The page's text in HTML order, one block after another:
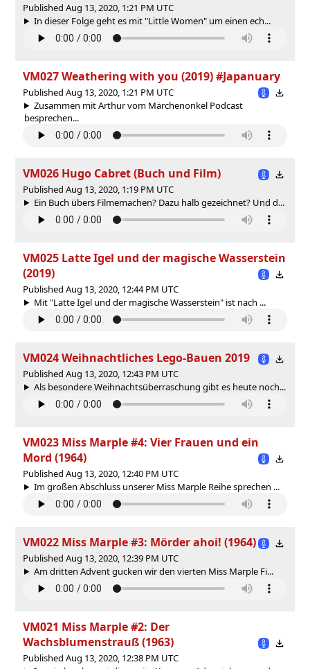
Published Aug 13, 2020, 1:21 PM UTC
In dieser Folge geht es mit "Little Women" um einen ech...
VM027 Weathering with you (2019) #Japanuary
Published Aug 13, 2020, 1:21 PM UTC
Zusammen mit Arthur vom Märchenonkel Podcast
besprechen...
VM026 Hugo Cabret (Buch und Film)
Published Aug 13, 2020, 1:19 PM UTC
Ein Buch übers Filmemachen? Dazu halb gezeichnet? Und d...
VM025 Latte Igel und der magische Wasserstein
(2019)
Published Aug 13, 2020, 12:44 PM UTC
Mit "Latte Igel und der magische Wasserstein" ist nach ...
VM024 Weihnachtliches Lego-Bauen 2019
Published Aug 13, 2020, 12:43 PM UTC
Als besondere Weihnachtsüberraschung gibt es heute noch...
VM023 Miss Marple #4: Vier Frauen und ein
Mord (1964)
Published Aug 13, 2020, 12:40 PM UTC
Im großen Abschluss unserer Miss Marple Reihe sprechen ...
VM022 Miss Marple #3: Mörder ahoi! (1964)
Published Aug 13, 2020, 12:39 PM UTC
Am dritten Advent gucken wir den vierten Miss Marple Fi...
VM021 Miss Marple #2: Der
Wachsblumenstrauß (1963)
Published Aug 13, 2020, 12:38 PM UTC